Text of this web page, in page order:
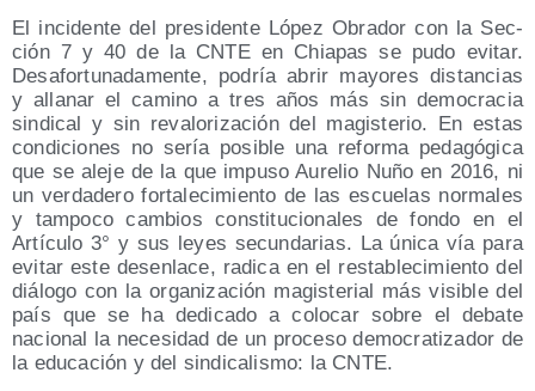
El inci­den­te del pre­si­den­te López Obra­dor con la Sec­
ción 7 y 40 de la CNTE en Chia­pas se pudo evi­tar.
Des­afor­tu­na­da­men­te, podría abrir mayo­res dis­tan­cias
y alla­nar el camino a tres años más sin demo­cra­cia
sin­di­cal y sin reva­lo­ri­za­ción del magis­te­rio. En estas
con­di­cio­nes no sería posi­ble una refor­ma peda­gó­gi­ca
que se ale­je de la que impu­so Aure­lio Nuño en 2016, ni
un ver­da­de­ro for­ta­le­ci­mien­to de las escue­las nor­ma­les
y tam­po­co cam­bios cons­ti­tu­cio­na­les de fon­do en el
Artícu­lo 3° y sus leyes secun­da­rias. La úni­ca vía para
evi­tar este des­en­la­ce, radi­ca en el res­ta­ble­ci­mien­to del
diá­lo­go con la orga­ni­za­ción magis­te­rial más visi­ble del
país que se ha dedi­ca­do a colo­car sobre el deba­te
nacio­nal la nece­si­dad de un pro­ce­so demo­cra­ti­za­dor de
la edu­ca­ción y del sin­di­ca­lis­mo: la CNTE.